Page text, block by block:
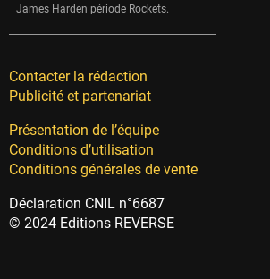
James Harden période Rockets.
Contacter la rédaction
Publicité et partenariat
Présentation de l’équipe
Conditions d’utilisation
Conditions générales de vente
Déclaration CNIL n°6687
© 2024 Editions REVERSE